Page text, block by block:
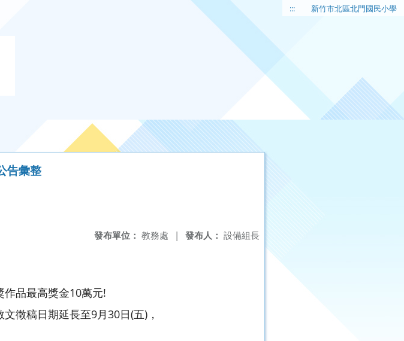
::: 新竹市北區北門國民小學
告彙整
發布人： 設備組長
發布單位： 教務處 |
品最高獎金10萬元!
徵稿日期延長至9月30日(五)，